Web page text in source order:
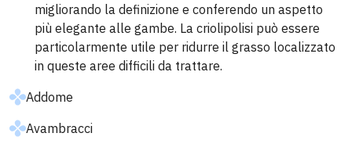
migliorando la definizione e conferendo un aspetto
più elegante alle gambe. La criolipolisi può essere
particolarmente utile per ridurre il grasso localizzato
in queste aree difficili da trattare.
Addome
Avambracci